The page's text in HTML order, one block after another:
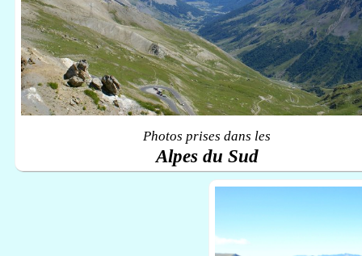
Photos prises dans les
Alpes du Sud